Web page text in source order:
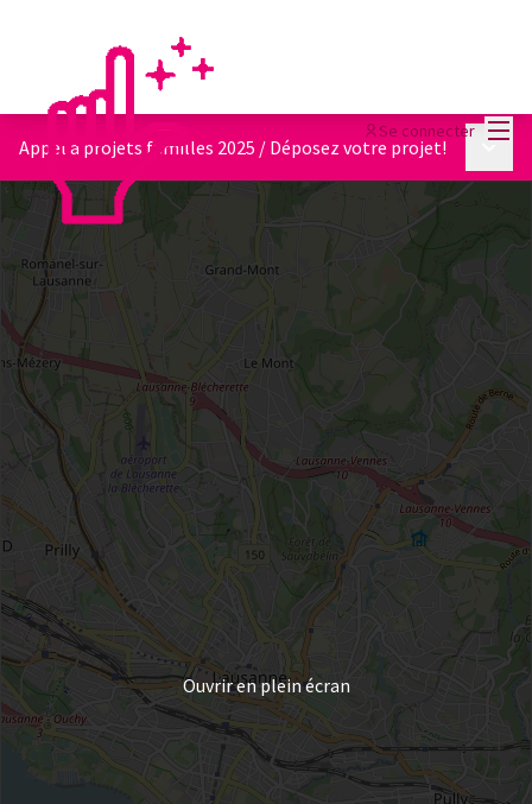
Se connecter
Appel à projets familles 2025 / Déposez votre projet!
Ouvrir en plein écran